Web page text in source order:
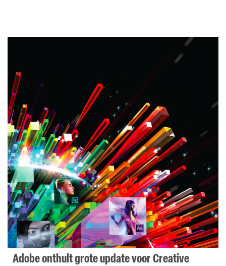
Adobe onthult grote update voor Creative